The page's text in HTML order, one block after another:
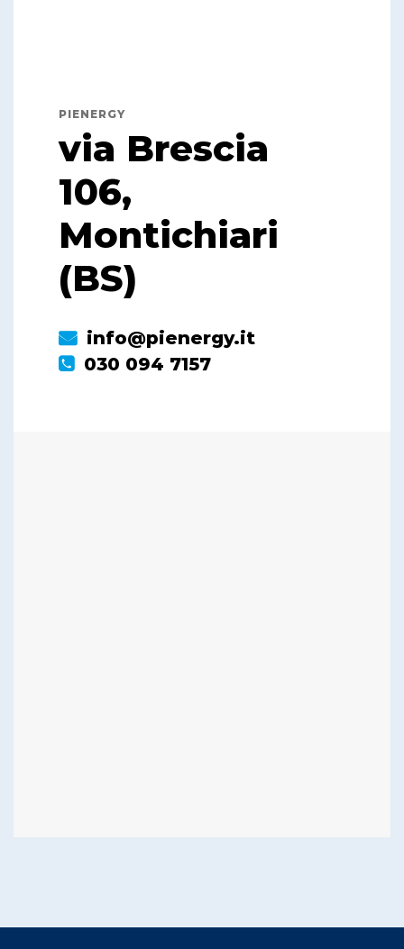
PIENERGY
via Brescia
106,
Montichiari
(BS)
info@pienergy.it
030 094 7157